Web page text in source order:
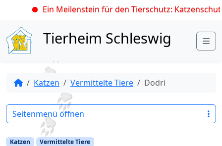
Ein Meilenstein für den Tierschutz:
Skip to content
Tierheim Schleswig
Katzen Vermittelte Tiere Dodri
Katzen Vermittelte Tiere
Seitenmenü öffnen